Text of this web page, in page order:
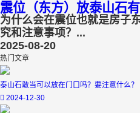
震位（东方）放泰山石
为什么会在震位也就是房子
究和注意事项？...
2025-08-20
热门文章
泰山石敢当可以放在门口吗？要注意什么？
2024-12-30